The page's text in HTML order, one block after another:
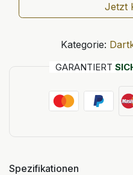
Jetzt
Kategorie:
GARANTIERT
Spezifikationen